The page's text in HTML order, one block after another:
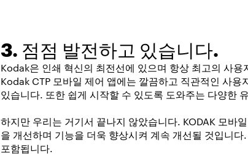
3. 점점 발전하고 있습니다.
Kodak은 인쇄 혁신의 최전선에 있으며 항상 최고의 사
Kodak CTP 모바일 제어 앱에는 깔끔하고 직관적인 사
있습니다. 또한 쉽게 시작할 수 있도록 도와주는 다양한
하지만 우리는 거기서 끝나지 않았습니다. KODAK 모바
을 개선하며 기능을 더욱 향상시켜 계속 개선될 것입니
포함됩니다.